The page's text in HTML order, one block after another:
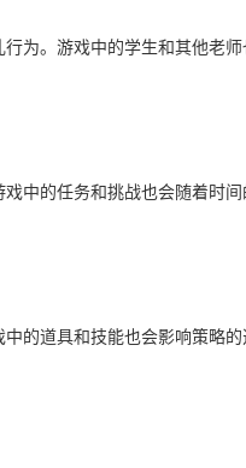
为。游戏中的学生和其他老
中的任务和挑战也会随着时
的道具和技能也会影响策略